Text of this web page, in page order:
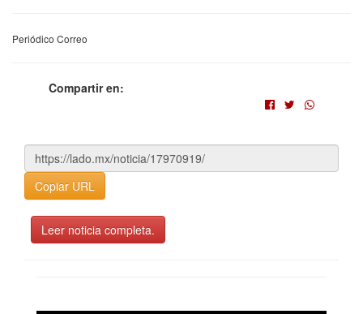
Periódico Correo
Compartir en:
Copiar URL
Leer noticia completa.